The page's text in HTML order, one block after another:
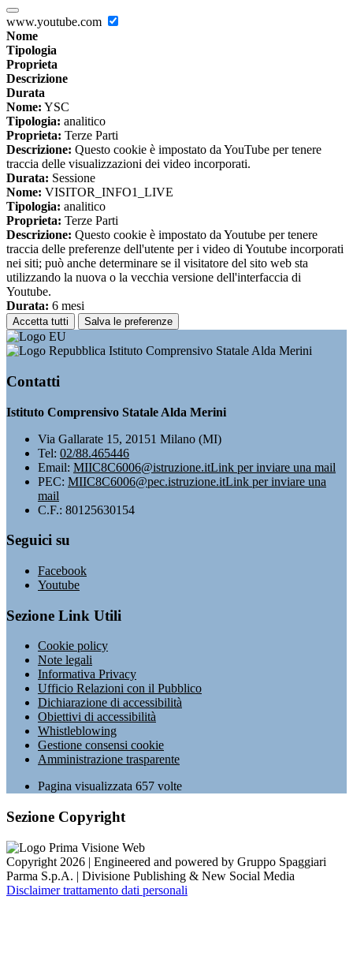
www.youtube.com
Nome
Tipologia
Proprieta
Descrizione
Durata
Nome: YSC
Tipologia: analitico
Proprieta: Terze Parti
Descrizione: Questo cookie è impostato da YouTube per tenere
traccia delle visualizzazioni dei video incorporati.
Durata: Sessione
Nome: VISITOR_INFO1_LIVE
Tipologia: analitico
Proprieta: Terze Parti
Descrizione: Questo cookie è impostato da Youtube per tenere
traccia delle preferenze dell'utente per i video di Youtube incorporati
nei siti; può anche determinare se il visitatore del sito web sta
utilizzando la nuova o la vecchia versione dell'interfaccia di
Youtube.
Durata: 6 mesi
Accetta tutti Salva le preferenze
Istituto Comprensivo Statale Alda Merini
Contatti
Istituto Comprensivo Statale Alda Merini
Via Gallarate 15, 20151 Milano (MI)
Tel: 02/88.465446
Email: MIIC8C6006@istruzione.itLink per inviare una mail
PEC: MIIC8C6006@pec.istruzione.itLink per inviare una
mail
C.F.: 80125630154
Seguici su
Facebook
Youtube
Sezione Link Utili
Cookie policy
Note legali
Informativa Privacy
Ufficio Relazioni con il Pubblico
Dichiarazione di accessibilità
Obiettivi di accessibilità
Whistleblowing
Gestione consensi cookie
Amministrazione trasparente
Pagina visualizzata 657 volte
Sezione Copyright
Copyright 2026 | Engineered and powered by Gruppo Spaggiari
Parma S.p.A. | Divisione Publishing & New Social Media
Disclaimer trattamento dati personali